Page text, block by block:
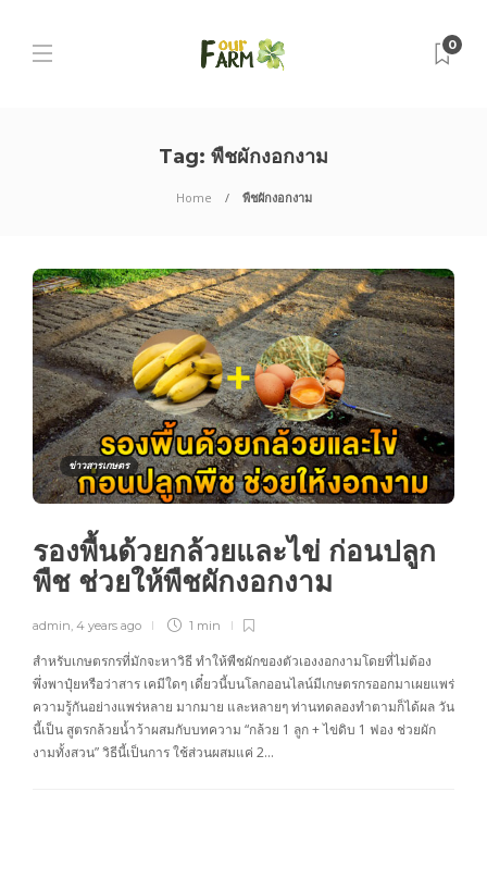
0
Tag: พืชผักงอกงาม
Home พืชผักงอกงาม
ข่าวสารเกษตร
รองพื้นด้วยกล้วยและไข่ ก่อนปลูก
พืช ช่วยให้พืชผักงอกงาม
admin, 4 years ago 1 min
สำหรับเกษตรกรที่มักจะหาวิธี ทำให้พืชผักของตัวเองงอกงามโดยที่ไม่ต้อง
พึ่งพาปุ๋ยหรือว่าสาร เคมีใดๆ เดี๋ยวนี้บนโลกออนไลน์มีเกษตรกรออกมาเผยแพร่
ความรู้กันอย่างแพร่หลาย มากมาย และหลายๆ ท่านทดลองทำตามก็ได้ผล วัน
นี้เป็น สูตรกล้วยน้ำว้าผสมกับบทความ “กล้วย 1 ลูก + ไข่ดิบ 1 ฟอง ช่วยผัก
งามทั้งสวน” วิธีนี้เป็นการ ใช้ส่วนผสมแค่ 2…